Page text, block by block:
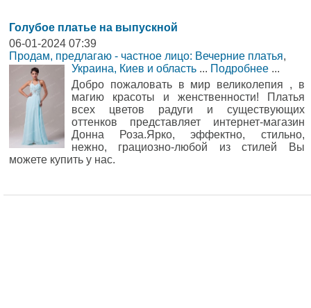
Голубое платье на выпускной
06-01-2024 07:39
Продам, предлагаю - частное лицо: Вечерние платья,
Украина, Киев и область ... Подробнее ...
Добро пожаловать в мир великолепия , в
магию красоты и женственности! Платья
всех цветов радуги и существующих
оттенков представляет интернет-магазин
Донна Роза.Ярко, эффектно, стильно,
нежно, грациозно-любой из стилей Вы
можете купить у нас.